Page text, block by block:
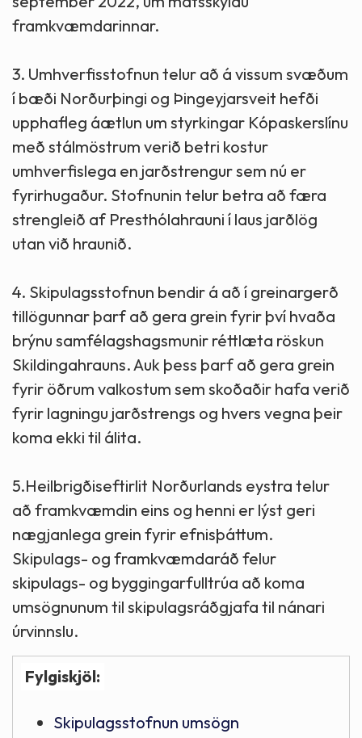
framkvæmdarinnar.
3. Umhverfisstofnun telur að á vissum svæðum
í bæði Norðurþingi og Þingeyjarsveit hefði
upphafleg áætlun um styrkingar Kópaskerslínu
með stálmöstrum verið betri kostur
umhverfislega en jarðstrengur sem nú er
fyrirhugaður. Stofnunin telur betra að færa
strengleið af Presthólahrauni í laus jarðlög
utan við hraunið.
4. Skipulagsstofnun bendir á að í greinargerð
tillögunnar þarf að gera grein fyrir því hvaða
brýnu samfélagshagsmunir réttlæta röskun
Skildingahrauns. Auk þess þarf að gera grein
fyrir öðrum valkostum sem skoðaðir hafa verið
fyrir lagningu jarðstrengs og hvers vegna þeir
koma ekki til álita.
5.Heilbrigðiseftirlit Norðurlands eystra telur
að framkvæmdin eins og henni er lýst geri
nægjanlega grein fyrir efnisþáttum.
Skipulags- og framkvæmdaráð felur
skipulags- og byggingarfulltrúa að koma
umsögnunum til skipulagsráðgjafa til nánari
úrvinnslu.
Fylgiskjöl:
Skipulagsstofnun umsögn